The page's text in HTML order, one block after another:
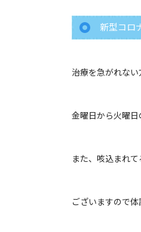
新型コロ
治療を急がれな
金曜日から火曜日
また、咳込まれ
ございますので